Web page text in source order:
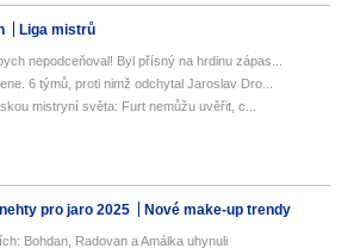
Liga mistrů
nepodceňoval! Byl přísný na hrdinu zápas...
6 týmů, proti nimž odchytal Jaroslav Dro...
mistryní světa: Furt nemůžu uvěřit, c...
pro jaro 2025 Nové make-up trendy
Bohdan, Radovan a Amálka uhynuli